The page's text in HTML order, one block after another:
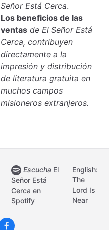
Señor Está Cerca.
Los beneficios de las
ventas de El Señor Está
Cerca, contribuyen
directamente a la
impresión y distribución
de literatura gratuita en
muchos campos
misioneros extranjeros.
EscuchaEl
Señor Está
Cerca en
Spotify
English:
The
Lord Is
Near